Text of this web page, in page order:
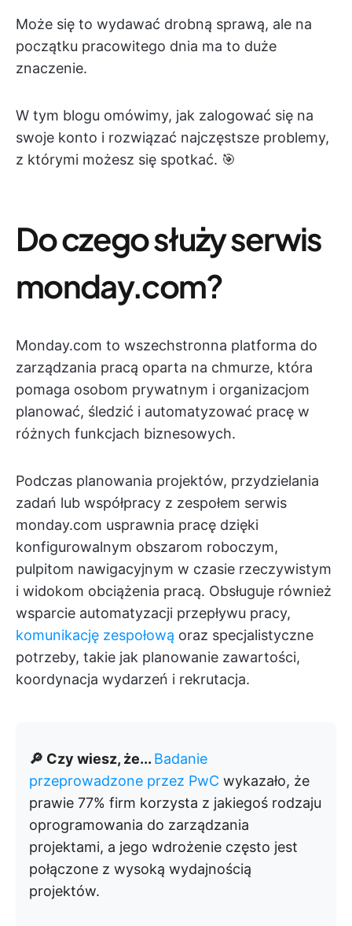
Może się to wydawać drobną sprawą, ale na
początku pracowitego dnia ma to duże
znaczenie.
W tym blogu omówimy, jak zalogować się na
swoje konto i rozwiązać najczęstsze problemy,
z którymi możesz się spotkać. 🎯
Do czego służy serwis
monday.com?
Monday.com to wszechstronna platforma do
zarządzania pracą oparta na chmurze, która
pomaga osobom prywatnym i organizacjom
planować, śledzić i automatyzować pracę w
różnych funkcjach biznesowych.
Podczas planowania projektów, przydzielania
zadań lub współpracy z zespołem serwis
monday.com usprawnia pracę dzięki
konfigurowalnym obszarom roboczym,
pulpitom nawigacyjnym w czasie rzeczywistym
i widokom obciążenia pracą. Obsługuje również
wsparcie automatyzacji przepływu pracy,
komunikację zespołową oraz specjalistyczne
potrzeby, takie jak planowanie zawartości,
koordynacja wydarzeń i rekrutacja.
🔎 Czy wiesz, że... Badanie
przeprowadzone przez PwC wykazało, że
prawie 77% firm korzysta z jakiegoś rodzaju
oprogramowania do zarządzania
projektami, a jego wdrożenie często jest
połączone z wysoką wydajnością
projektów.